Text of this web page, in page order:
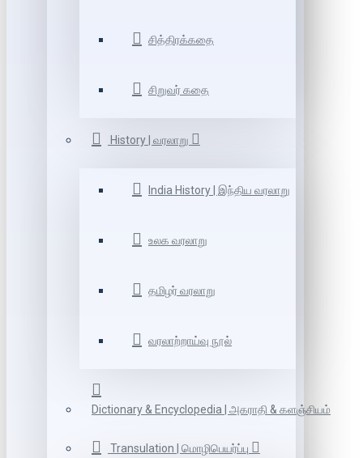
சித்திரக்கதை
சிறுவர் கதை
History | வரலாறு
India History | இந்திய வரலாறு
உலக வரலாறு
தமிழர் வரலாறு
வரலாற்றாய்வு நூல்
Dictionary & Encyclopedia | அகராதி & களஞ்சியம்
Transulation | மொழிபெயர்ப்பு